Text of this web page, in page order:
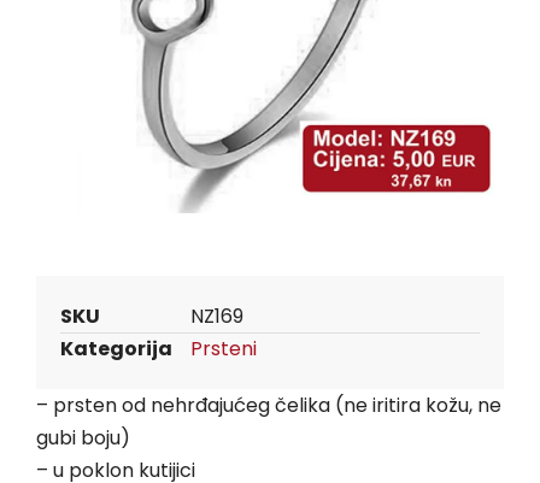
SKU NZ169
Kategorija Prsteni
– prsten od nehrđajućeg čelika (ne iritira kožu, ne
gubi boju)
– u poklon kutijici